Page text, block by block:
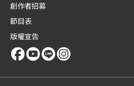
創作者招募
節目表
版權宣告